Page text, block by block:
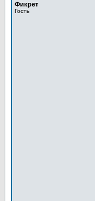
Фикрет
Гость